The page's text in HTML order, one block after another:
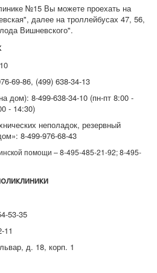
№15 Вы можете проехать на
далее на троллейбусах 47, 56,
Вишневского".
69-86, (499) 638-34-13
дом): 8-499-638-34-10 (пн-пт 8:00 -
- 14:30)
неполадок, резервный
8-499-976-68-43
помощи – 8-495-485-21-92; 8-495-
53-35
11
д. 18, корп. 1